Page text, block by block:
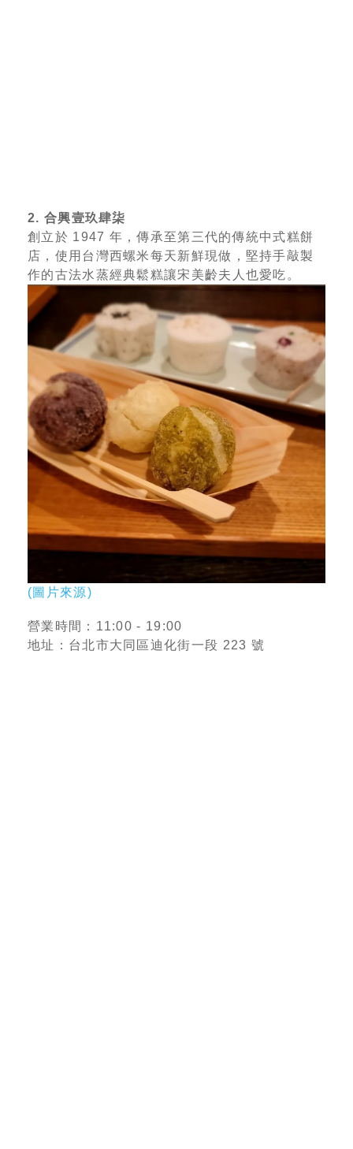
2. 合興壹玖肆柒
創立於 1947 年，傳承至第三代的傳統中式糕餅
店，使用台灣西螺米每天新鮮現做，堅持手敲製
作的古法水蒸經典鬆糕讓宋美齡夫人也愛吃。
(圖片來源)
營業時間：11:00 - 19:00
地址：台北市大同區迪化街一段 223 號